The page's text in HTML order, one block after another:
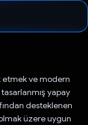
etmek ve modern
yapay
desteklenen
üzere uygun